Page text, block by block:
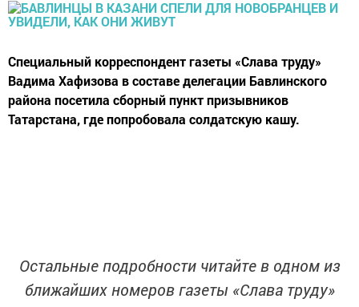
Специальный корреспондент газеты «Слава труду»
Вадима Хафизова в составе делегации Бавлинского
района посетила сборный пункт призывников
Татарстана, где попробовала солдатскую кашу.
Остальные подробности читайте в одном из
ближайших номеров газеты «Слава труду»